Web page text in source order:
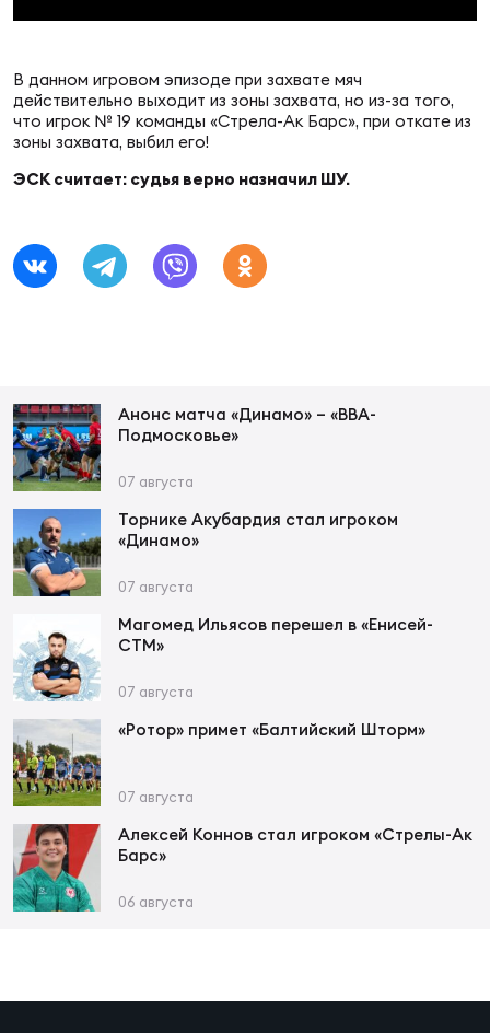
В данном игровом эпизоде при захвате мяч
действительно выходит из зоны захвата, но из-за того,
что игрок № 19 команды «Стрела-Ак Барс», при откате из
зоны захвата, выбил его!
ЭСК считает: судья верно назначил ШУ.
Анонс матча «Динамо» – «ВВА-
Подмосковье»
07 августа
Торнике Акубардия стал игроком
«Динамо»
07 августа
Магомед Ильясов перешел в «Енисей-
СТМ»
07 августа
«Ротор» примет «Балтийский Шторм»
07 августа
Алексей Коннов стал игроком «Стрелы-Ак
Барс»
06 августа